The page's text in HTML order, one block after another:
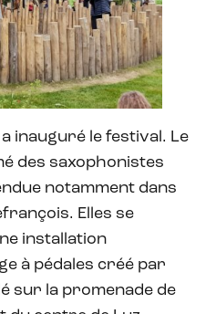
inauguré le festival. Le
des saxophonistes
notamment dans
Elles se
installation
à pédales créé par
sur la promenade de